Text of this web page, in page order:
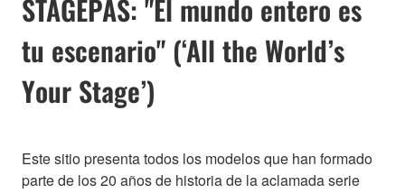
STAGEPAS: "El mundo entero es
tu escenario" (‘All the World’s
Your Stage’)
Este sitio presenta todos los modelos que han formado
parte de los 20 años de historia de la aclamada serie